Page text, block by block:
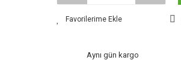
Aynı gün kargo